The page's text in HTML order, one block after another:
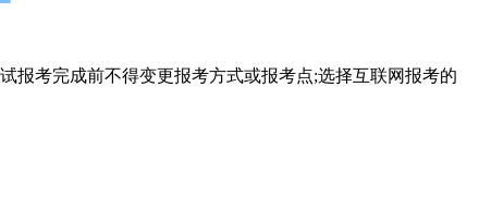
考完成前不得变更报考方式或报考点;选择互联网报考的